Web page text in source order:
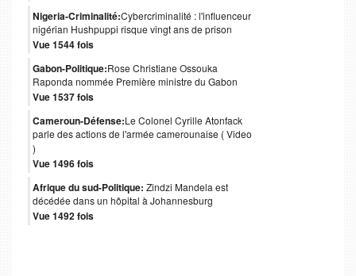
Nigeria-Criminalité:Cybercriminalité : l'influenceur
nigérian Hushpuppi risque vingt ans de prison
Vue 1544 fois
Gabon-Politique:Rose Christiane Ossouka
Raponda nommée Première ministre du Gabon
Vue 1537 fois
Cameroun-Défense:Le Colonel Cyrille Atonfack
parle des actions de l'armée camerounaise ( Video
)
Vue 1496 fois
Afrique du sud-Politique: Zindzi Mandela est
décédée dans un hôpital à Johannesburg
Vue 1492 fois